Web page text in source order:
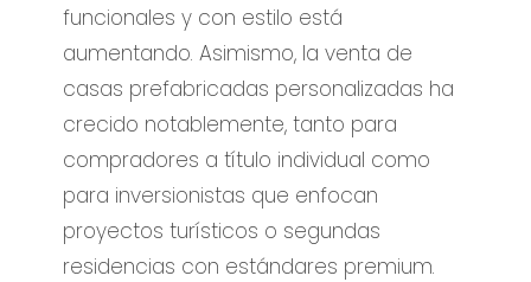
funcionales y con estilo está
aumentando. Asimismo, la venta de
casas prefabricadas personalizadas ha
crecido notablemente, tanto para
compradores a título individual como
para inversionistas que enfocan
proyectos turísticos o segundas
residencias con estándares premium.